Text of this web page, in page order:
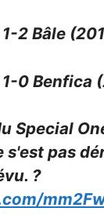
2 Bâle
0 Benfica
Special
s'est pas
?